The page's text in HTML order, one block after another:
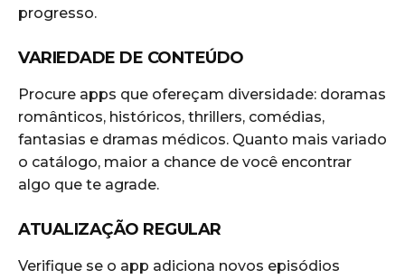
progresso.
VARIEDADE DE CONTEÚDO
Procure apps que ofereçam diversidade: doramas
românticos, históricos, thrillers, comédias,
fantasias e dramas médicos. Quanto mais variado
o catálogo, maior a chance de você encontrar
algo que te agrade.
ATUALIZAÇÃO REGULAR
Verifique se o app adiciona novos episódios